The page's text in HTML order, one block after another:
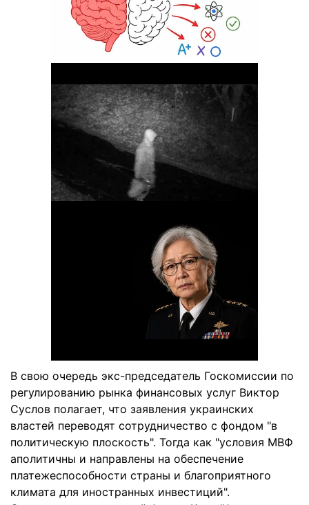
В свою очередь экс-председатель Госкомиссии по
регулированию рынка финансовых услуг Виктор
Суслов полагает, что заявления украинских
властей переводят сотрудничество с фондом "в
политическую плоскость". Тогда как "условия МВФ
аполитичны и направлены на обеспечение
платежеспособности страны и благоприятного
климата для иностранных инвестиций".